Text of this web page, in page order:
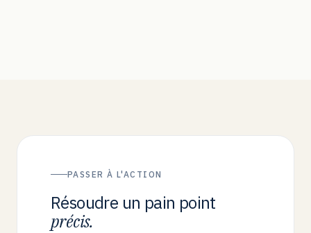
PASSER À L'ACTION
Résoudre un pain point
précis.